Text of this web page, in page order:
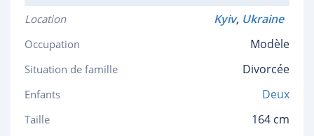
Location Kyiv, Ukraine
Occupation Modèle
Situation de famille Divorcée
Enfants Deux
Taille 164 cm